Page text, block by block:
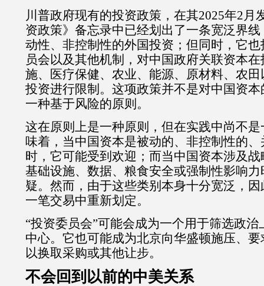
川普政府现有的投资政策，在其2025年2月
资政策》备忘录中已经划出了一条宽泛界
动性、非控制性的外国投资；但同时，它
员会以及其他机制，对中国政府关联资本
施、医疗保健、农业、能源、原材料、农
投资进行限制。这项政策并不是对中国资
一种基于风险的原则。
这在原则上是一种原则，但在实践中尚不
味着，当中国资本是被动的、非控制性的
时，它可能受到欢迎；而当中国资本涉及
基础设施、数据、粮食安全或强制性影响
疑。然而，由于这些类别本身十分宽泛，
一笔交易中重新划定。
“投资委员会”可能会成为一个用于筛选政治
中心。它也可能成为北京向华盛顿施压、
以换取采购或其他让步。
不会回到以前的中美关系